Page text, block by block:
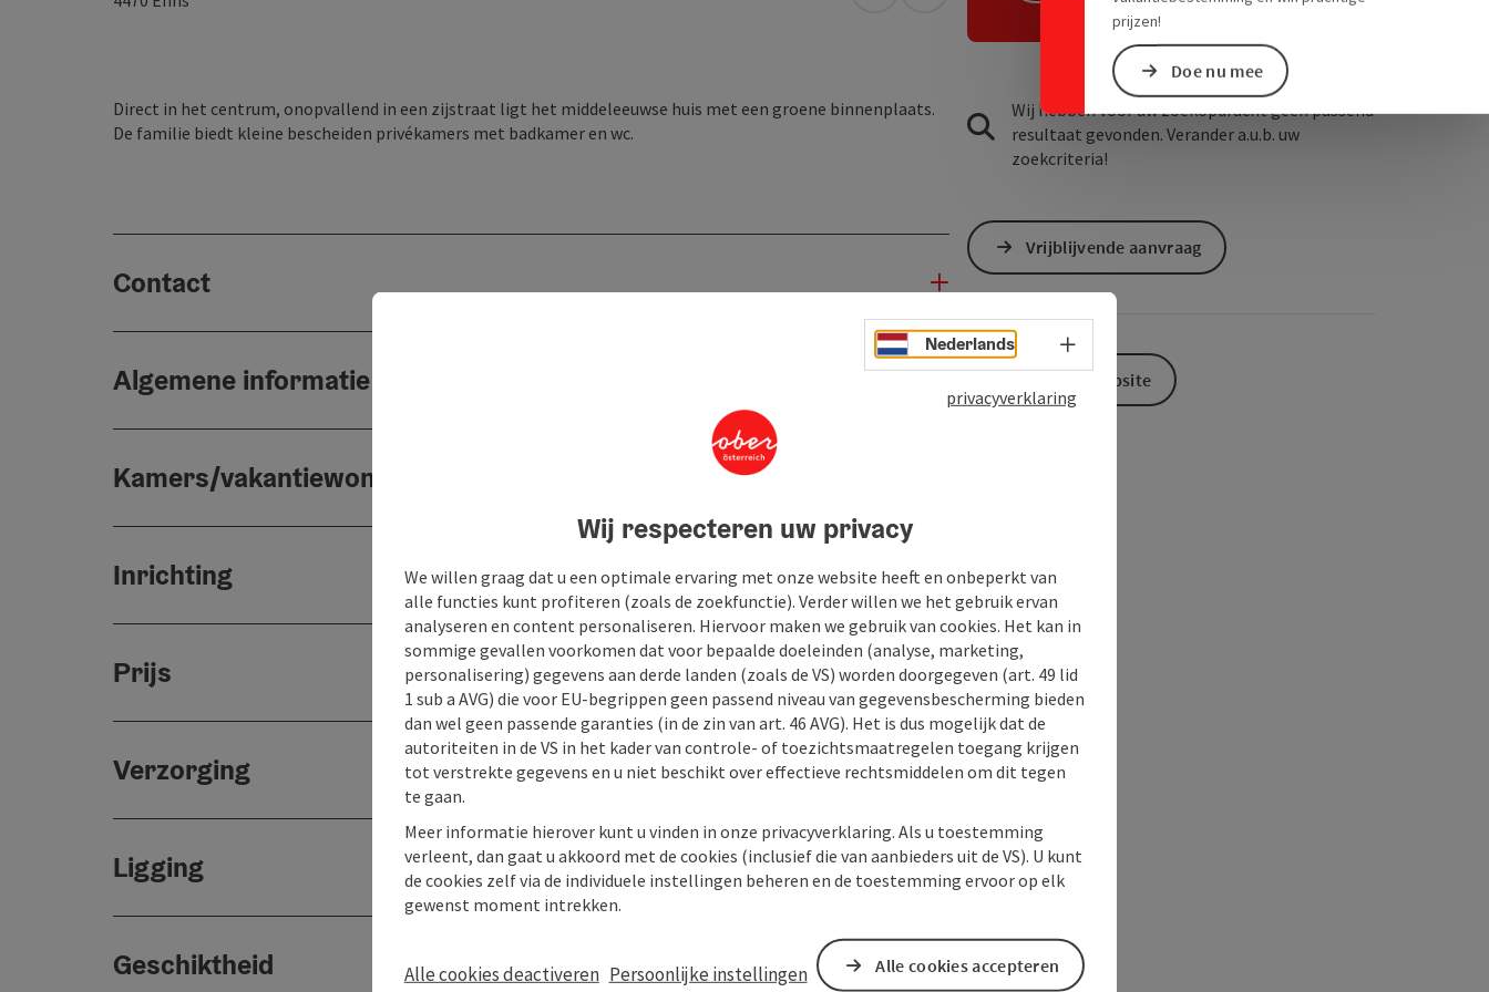
prijzen!
Doe nu mee
Direct in het centrum, onopvallend in een zijstraat ligt het middeleeuwse huis met een groene binnenplaats.
De familie biedt kleine bescheiden privékamers met badkamer en wc.
Contact
Algemene informatie
Kamers/vakantiewoningen
Inrichting
Prijs
Verzorging
Ligging
Geschiktheid
Wij hebben voor uw zoekopdracht geen passend
resultaat gevonden. Verander a.u.b. uw
zoekcriteria!
Vrijblijvende aanvraag
Naar de website
Nederlands Taalkeuze - menu openen
privacyverklaring
Wij respecteren uw privacy
We willen graag dat u een optimale ervaring met onze website heeft en onbeperkt van
alle functies kunt profiteren (zoals de zoekfunctie). Verder willen we het gebruik ervan
analyseren en content personaliseren. Hiervoor maken we gebruik van cookies. Het kan in
sommige gevallen voorkomen dat voor bepaalde doeleinden (analyse, marketing,
personalisering) gegevens aan derde landen (zoals de VS) worden doorgegeven (art. 49 lid
1 sub a AVG) die voor EU-begrippen geen passend niveau van gegevensbescherming bieden
dan wel geen passende garanties (in de zin van art. 46 AVG). Het is dus mogelijk dat de
autoriteiten in de VS in het kader van controle- of toezichtsmaatregelen toegang krijgen
tot verstrekte gegevens en u niet beschikt over effectieve rechtsmiddelen om dit tegen
te gaan.
Meer informatie hierover kunt u vinden in onze privacyverklaring. Als u toestemming
verleent, dan gaat u akkoord met de cookies (inclusief die van aanbieders uit de VS). U kunt
de cookies zelf via de individuele instellingen beheren en de toestemming ervoor op elk
gewenst moment intrekken.
Alle cookies deactiveren Persoonlijke instellingen Alle cookies accepteren